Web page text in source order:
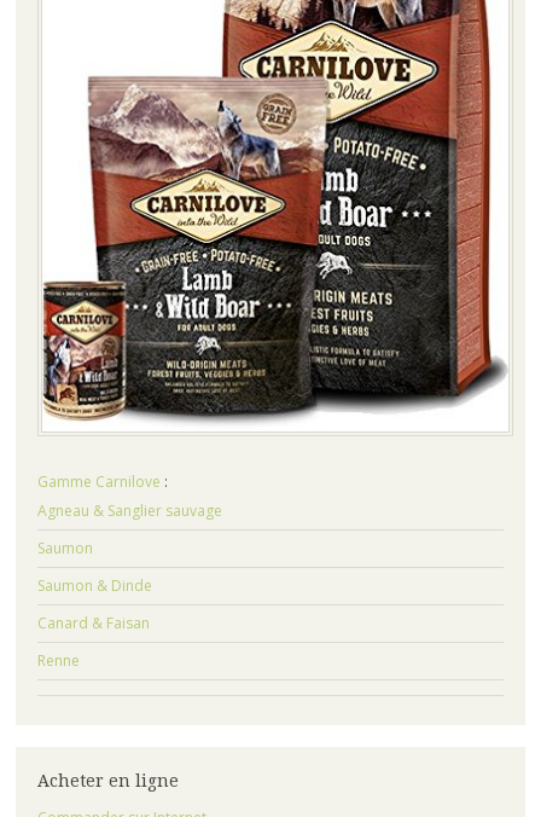
Gamme Carnilove :
Agneau & Sanglier sauvage
Saumon
Saumon & Dinde
Canard & Faisan
Renne
Acheter en ligne